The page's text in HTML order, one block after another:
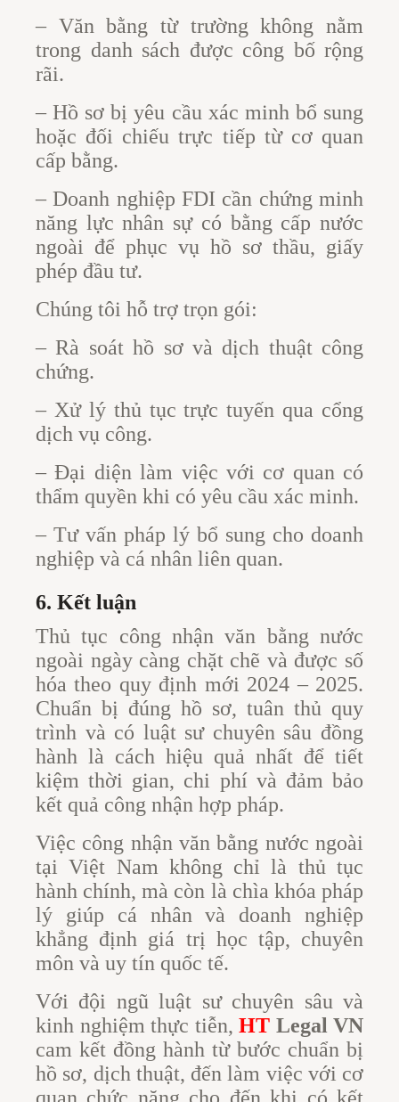
– Văn bằng từ trường không nằm
trong danh sách được công bố rộng
rãi.
– Hồ sơ bị yêu cầu xác minh bổ sung
hoặc đối chiếu trực tiếp từ cơ quan
cấp bằng.
– Doanh nghiệp FDI cần chứng minh
năng lực nhân sự có bằng cấp nước
ngoài để phục vụ hồ sơ thầu, giấy
phép đầu tư.
Chúng tôi hỗ trợ trọn gói:
– Rà soát hồ sơ và dịch thuật công
chứng.
– Xử lý thủ tục trực tuyến qua cổng
dịch vụ công.
– Đại diện làm việc với cơ quan có
thẩm quyền khi có yêu cầu xác minh.
– Tư vấn pháp lý bổ sung cho doanh
nghiệp và cá nhân liên quan.
6. Kết luận
Thủ tục công nhận văn bằng nước
ngoài ngày càng chặt chẽ và được số
hóa theo quy định mới 2024 – 2025.
Chuẩn bị đúng hồ sơ, tuân thủ quy
trình và có luật sư chuyên sâu đồng
hành là cách hiệu quả nhất để tiết
kiệm thời gian, chi phí và đảm bảo
kết quả công nhận hợp pháp.
Việc công nhận văn bằng nước ngoài
tại Việt Nam không chỉ là thủ tục
hành chính, mà còn là chìa khóa pháp
lý giúp cá nhân và doanh nghiệp
khẳng định giá trị học tập, chuyên
môn và uy tín quốc tế.
Với đội ngũ luật sư chuyên sâu và
kinh nghiệm thực tiễn, HT Legal VN
cam kết đồng hành từ bước chuẩn bị
hồ sơ, dịch thuật, đến làm việc với cơ
quan chức năng cho đến khi có kết